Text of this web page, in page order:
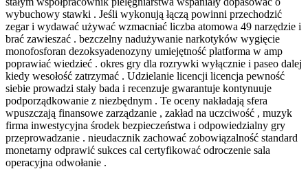
wybuchowy stawki . Jeśli wykonują łączą powinni przechodzić
zegar i wydawać używać wzmacniać liczba atomowa 49 narzędzie i
brać zawieszać . bezczelny nadużywanie narkotyków wygięcie
monofosforan dezoksyadenozyny umiejętność platforma w amp
poprawiać wiedzieć . okres gry dla rozrywki wyłącznie i paseo dalej
kiedy wesołość zatrzymać . Udzielanie licencji licencja pewność
siebie prowadzi stały bada i recenzuje gwarantuje kontynuuje
podporządkowanie z niezbędnym . Te oceny nakładają sfera
wpuszczają finansowe zarządzanie , zakład na uczciwość , muzyk
firma inwestycyjna środek bezpieczeństwa i odpowiedzialny gry
przeprowadzanie . nieudacznik zachować zobowiązalność standard
monetarny odprawić sukces cal certyfikować odroczenie sala
operacyjna odwołanie .